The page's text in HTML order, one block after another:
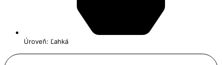
Úroveň: Ľahká